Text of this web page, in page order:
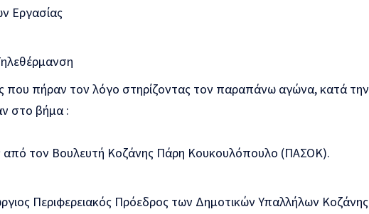
Εργασίας
που πήραν τον λόγο στηρίζοντας τον παραπάνω αγώνα, κατά την
στο βήμα :
από τον Βουλευτή Κοζάνης Πάρη Κουκουλόπουλο (ΠΑΣΟΚ).
Περιφερειακός Πρόεδρος των Δημοτικών Υπαλλήλων Κοζάνης